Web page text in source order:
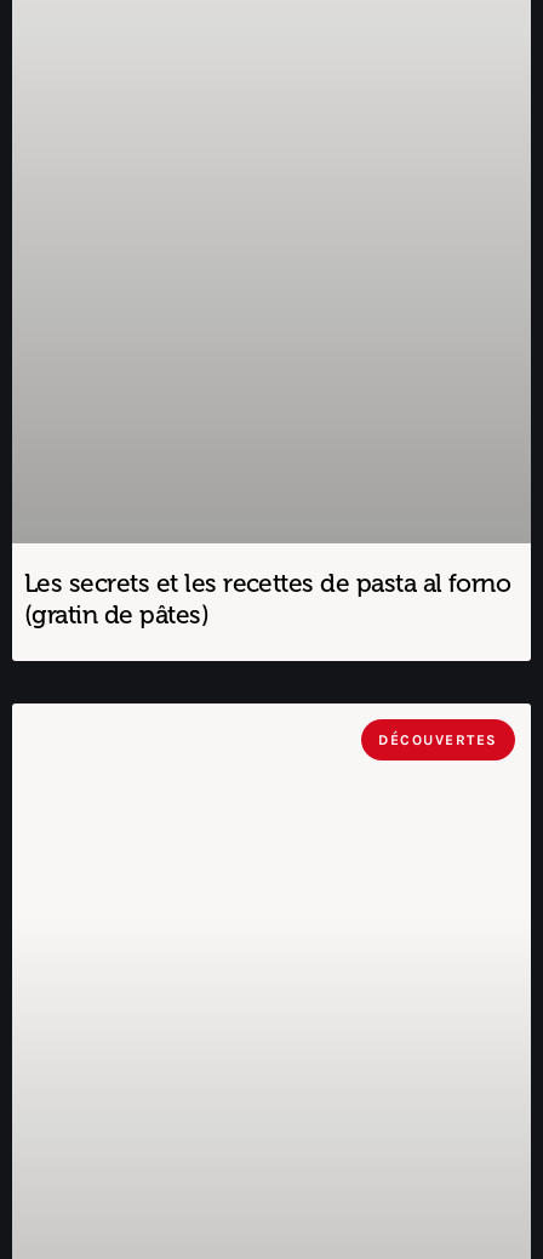
Les secrets et les recettes de pasta al forno
(gratin de pâtes)
DÉCOUVERTES